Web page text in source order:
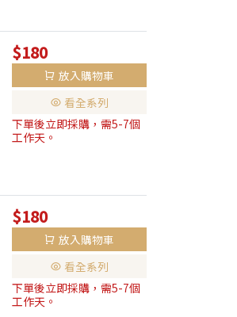
$180
放入購物車
看全系列
下單後立即採購，需5-7個
工作天。
$180
放入購物車
看全系列
下單後立即採購，需5-7個
工作天。